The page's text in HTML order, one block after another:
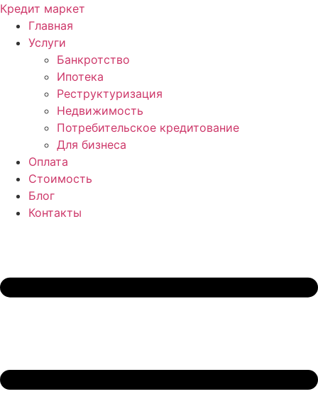
Перейти
содержимому
Кредит маркет
Главная
Услуги
Банкротство
Ипотека
Реструктуризация
Недвижимость
Потребительское кредитование
Для бизнеса
Оплата
Стоимость
Блог
Контакты